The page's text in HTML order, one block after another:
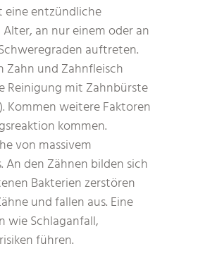
entzündliche
an nur einem oder an
auftreten.
Zahn und Zahnfleisch
Reinigung mit Zahnbürste
Kommen weitere Faktoren
kommen.
von massivem
den Zähnen bilden sich
Bakterien zerstören
und fallen aus. Eine
wie Schlaganfall,
führen.